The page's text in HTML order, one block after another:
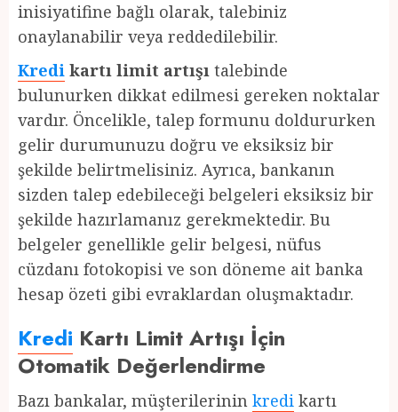
inisiyatifine bağlı olarak, talebiniz
onaylanabilir veya reddedilebilir.
Kredi kartı limit artışı talebinde
bulunurken dikkat edilmesi gereken noktalar
vardır. Öncelikle, talep formunu doldururken
gelir durumunuzu doğru ve eksiksiz bir
şekilde belirtmelisiniz. Ayrıca, bankanın
sizden talep edebileceği belgeleri eksiksiz bir
şekilde hazırlamanız gerekmektedir. Bu
belgeler genellikle gelir belgesi, nüfus
cüzdanı fotokopisi ve son döneme ait banka
hesap özeti gibi evraklardan oluşmaktadır.
Kredi Kartı Limit Artışı İçin
Otomatik Değerlendirme
Bazı bankalar, müşterilerinin kredi kartı